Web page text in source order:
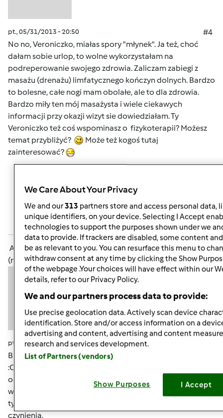
pt., 05/31/2013 - 20:50
#4
No no, Veroniczko, miałas spory "młynek". Ja też, choć
dałam sobie urlop, to wolne wykorzystałam na
podreperowanie swojego zdrowia. Zaliczam zabiegi z
masażu (drenażu) limfatycznego kończyn dolnych. Bardzo
to bolesne, całe nogi mam obolałe, ale to dla zdrowia.
Bardzo miły ten mój masażysta i wiele ciekawych
informacji przy okazji wizyt sie dowiedziałam. Ty
Veroniczko też coś wspominasz o fizykoterapii? Możesz
temat przybliżyć?
Może też kogoś tutaj
zainteresować?
Góra strony
Zalogujlub zarejestruj sięaby dodawać
komentarze
Anonim
(niezweryfikowany)
pt., 05/31/2013 - 21:33
Biedna Ty Gabrysiu z tymi drenazami
:O No, ale jak trzeba, to trzeba. Ile masz spotkan ? Musisz
odpoczywac w tym czasie, tzn. malo chodzic? Czy
wszystko mozesz robic normalnie ? Nie jestem zbytnio w
tym obeznana, bo nigdy nie mialam osobiscie do
czynienia.
We Care About Your Privacy
We and our313 partners store and access personal data,
unique identifiers, on your device. Selecting I Accept
technologies to support the purposes shown under we
data to provide. If trackers are disabled, some content
be as relevant to you. You can resurface this menu to
withdraw consent at any time by clicking the Show
of the webpage .Your choices will have effect within our
details, refer to our Privacy Policy.
We and our partners process data to provide:
Use precise geolocation data. Actively scan device
identification. Store and/or access information on a
advertising and content, advertising and content
research and services development.
List of Partners (vendors)
Show Purposes I Accept